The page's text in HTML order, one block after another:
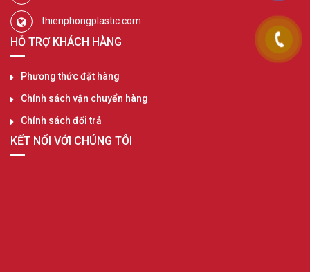
thienphongplastic.com
HỖ TRỢ KHÁCH HÀNG
Phương thức đặt hàng
Chính sách vận chuyển hàng
Chính sách đổi trả
KẾT NỐI VỚI CHÚNG TÔI